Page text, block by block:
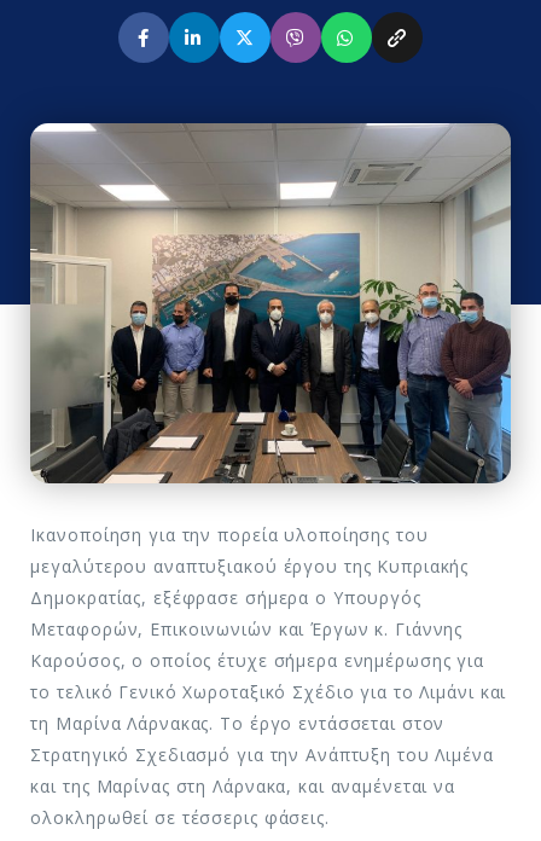
Ικανοποίηση για την πορεία υλοποίησης του
μεγαλύτερου αναπτυξιακού έργου της Κυπριακής
Δημοκρατίας, εξέφρασε σήμερα ο Υπουργός
Μεταφορών, Επικοινωνιών και Έργων κ. Γιάννης
Καρούσος, ο οποίος έτυχε σήμερα ενημέρωσης για
το τελικό Γενικό Χωροταξικό Σχέδιο για το Λιμάνι και
τη Μαρίνα Λάρνακας. Το έργο εντάσσεται στον
Στρατηγικό Σχεδιασμό για την Ανάπτυξη του Λιμένα
και της Μαρίνας στη Λάρνακα, και αναμένεται να
ολοκληρωθεί σε τέσσερις φάσεις.